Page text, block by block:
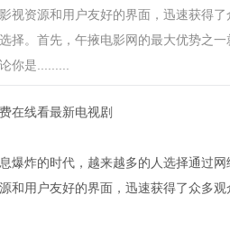
视资源和用户友好的界面，迅速获得
择。首先，午掖电影网的最大优势之
你是.........
在线看最新电视剧
爆炸的时代，越来越多的人选择通过
和用户友好的界面，迅速获得了众多